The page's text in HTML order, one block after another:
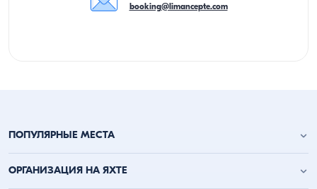
booking@limancepte.com
ПОПУЛЯРНЫЕ МЕСТА
Анталья аренда яхт
ОРГАНИЗАЦИЯ НА ЯХТЕ